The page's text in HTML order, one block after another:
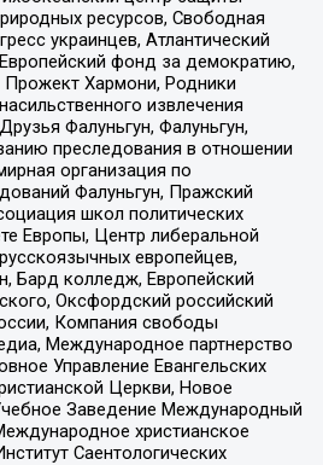
ресурсов, Свободная
украинцев, Атлантический
фонд за демократию,
Хармони, Родники
извлечения
Фалуньгун, Фалуньгун,
преследования в отношении
организация по
Фалуньгун, Пражский
школ политических
Европы, Центр либеральной
европейцев,
Бард колледж, Европейский
Оксфордский российский
Компания свободы
Международное партнерство
Управление Евангельских
Церкви, Новое
Заведение Международный
христианское
Саентологических